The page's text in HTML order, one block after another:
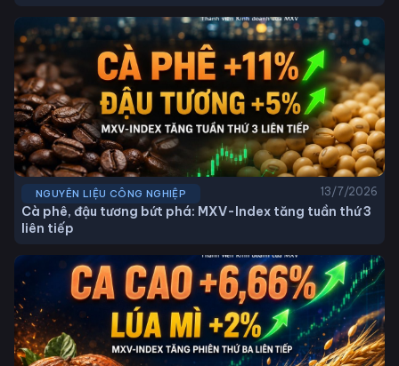
NGUYÊN LIỆU CÔNG NGHIỆP 13/7/2026
Cà phê, đậu tương bứt phá: MXV-Index tăng tuần thứ 3
liên tiếp